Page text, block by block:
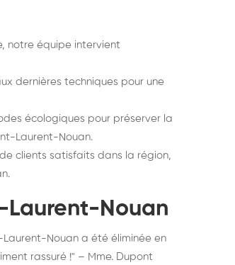
notre équipe intervient
dernières techniques pour une
écologiques pour préserver la
Laurent-Nouan.
clients satisfaits dans la région,
Laurent-Nouan
Nouan a été éliminée en
rassuré !" – Mme. Dupont